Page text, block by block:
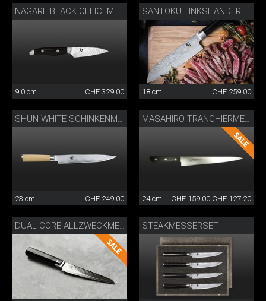
NAGARE BLACK OFFICEMESSER
9.0 cm CHF 329.00
SANTOKU LINKSHÄNDER
18 cm CHF 259.00
23 cm CHF 249.00 24 cm CHF 159.00 CHF 127.20
DUAL CORE ALLZWECKMESSER STEAKMESSERSET